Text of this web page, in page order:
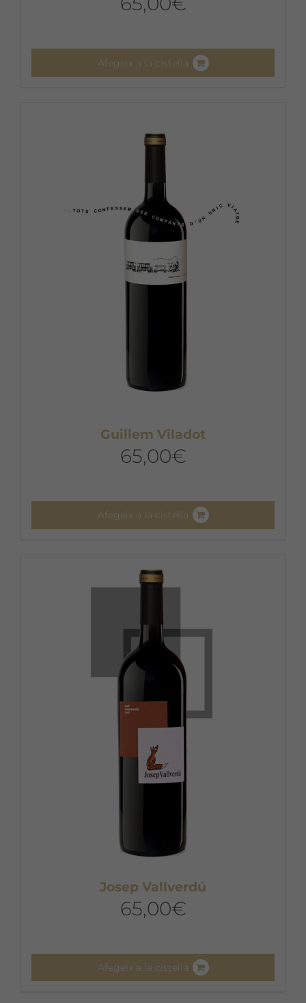
Afegeix a la cistella
Guillem Viladot
65,00€
Afegeix a la cistella
Josep Vallverdú
65,00€
Afegeix a la cistella